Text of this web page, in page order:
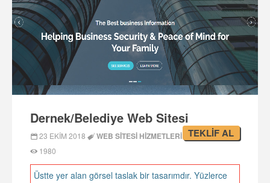
Dernek/Belediye Web Sitesi
TEKLİF AL
23 EKIM 2018 WEB SITESI HIZMETLERI
1980
Üstte yer alan görsel taslak bir tasarımdır. Yüzlerce